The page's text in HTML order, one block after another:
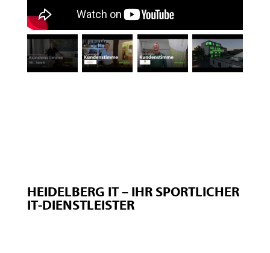
HEIDELBERG IT – IHR SPORTLICHER
IT-DIENSTLEISTER